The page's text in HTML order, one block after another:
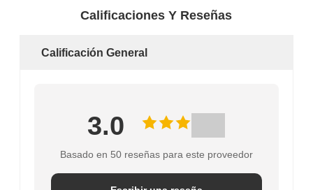
Calificaciones Y Reseñas
Calificación General
3.0
Basado en 50 reseñas para este proveedor